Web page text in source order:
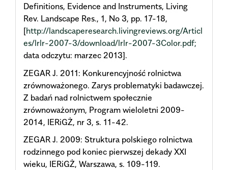
Definitions, Evidence and Instruments, Living
Rev. Landscape Res., 1, No 3, pp. 17-18,
[http://landscaperesearch.livingreviews.org/Articl
es/lrlr-2007-3/download/lrlr-2007-3Color.pdf;
data odczytu: marzec 2013].
ZEGAR J. 2011: Konkurencyjność rolnictwa
zrównoważonego. Zarys problematyki badawczej.
Z badań nad rolnictwem społecznie
zrównoważonym, Program wieloletni 2009-
2014, IERiGŻ, nr 3, s. 11-42.
ZEGAR J. 2009: Struktura polskiego rolnictwa
rodzinnego pod koniec pierwszej dekady XXI
wieku, IERiGŻ, Warszawa, s. 109-119.